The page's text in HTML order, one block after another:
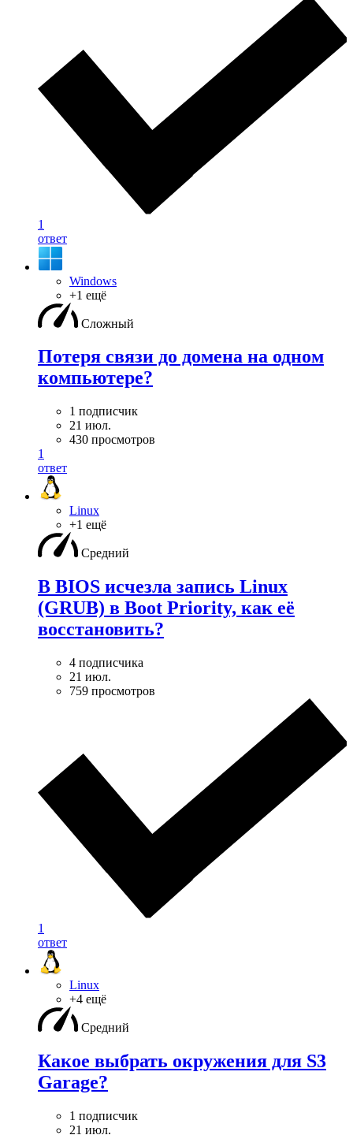
1
ответ
Windows
+1 ещё
Сложный
Потеря связи до домена на одном
компьютере?
1 подписчик
21 июл.
430 просмотров
1
ответ
Linux
+1 ещё
Средний
В BIOS исчезла запись Linux
(GRUB) в Boot Priority, как её
восстановить?
4 подписчика
21 июл.
759 просмотров
1
ответ
Linux
+4 ещё
Средний
Какое выбрать окружения для S3
Garage?
1 подписчик
21 июл.